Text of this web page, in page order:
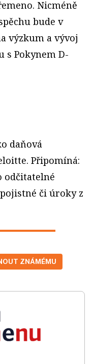
Nicméně
bude v
výzkum a vývoj
s Pokynem D-
daňová
Připomíná:
odčitatelné
či úroky z
ZNÁMÉMU